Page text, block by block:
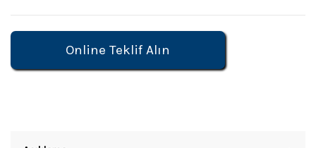
Online Teklif Alın